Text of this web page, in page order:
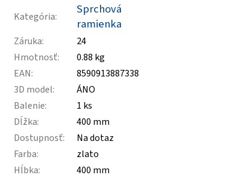
Kategória:
Sprchová
ramienka
Záruka:
24
Hmotnosť:
0.88 kg
EAN:
8590913887338
3D model:
ÁNO
Balenie:
1 ks
Dĺžka:
400 mm
Dostupnosť:
Na dotaz
Farba:
zlato
Hĺbka:
400 mm